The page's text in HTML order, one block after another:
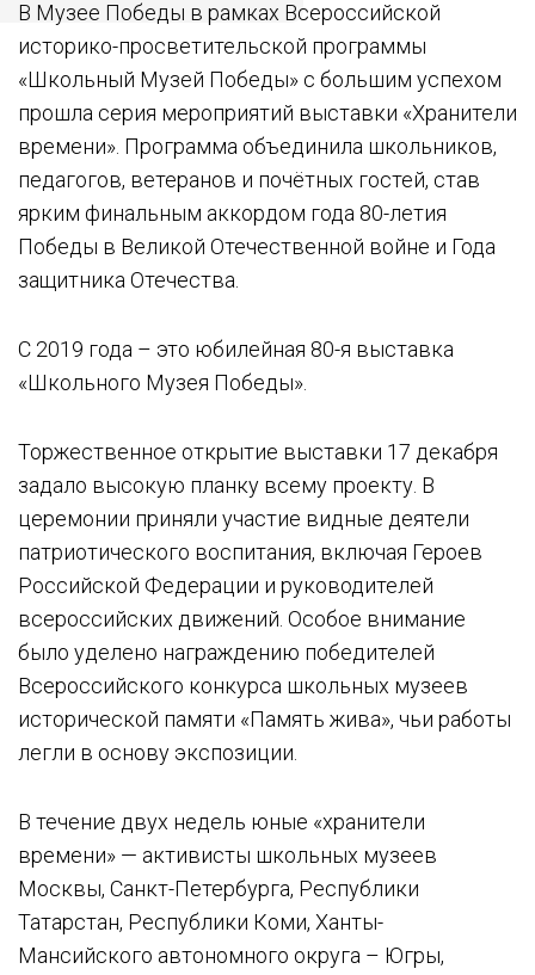
В Музее Победы в рамках Всероссийской
историко-просветительской программы
«Школьный Музей Победы» с большим успехом
прошла серия мероприятий выставки «Хранители
времени». Программа объединила школьников,
педагогов, ветеранов и почётных гостей, став
ярким финальным аккордом года 80-летия
Победы в Великой Отечественной войне и Года
защитника Отечества.
С 2019 года – это юбилейная 80-я выставка
«Школьного Музея Победы».
Торжественное открытие выставки 17 декабря
задало высокую планку всему проекту. В
церемонии приняли участие видные деятели
патриотического воспитания, включая Героев
Российской Федерации и руководителей
всероссийских движений. Особое внимание
было уделено награждению победителей
Всероссийского конкурса школьных музеев
исторической памяти «Память жива», чьи работы
легли в основу экспозиции.
В течение двух недель юные «хранители
времени» — активисты школьных музеев
Москвы, Санкт-Петербурга, Республики
Татарстан, Республики Коми, Ханты-
Мансийского автономного округа – Югры,